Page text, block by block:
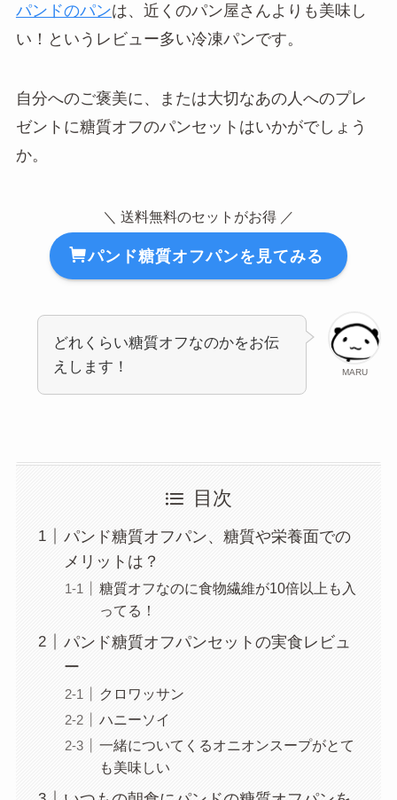
パンドのパンは、近くのパン屋さんよりも美味し
い！というレビュー多い冷凍パンです。
自分へのご褒美に、または大切なあの人へのプレ
ゼントに糖質オフのパンセットはいかがでしょう
か。
＼ 送料無料のセットがお得 ／
パンド糖質オフパンを見てみる
MARU
どれくらい糖質オフなのかをお伝
えします！
目次
パンド糖質オフパン、糖質や栄養面での
メリットは？
糖質オフなのに食物繊維が10倍以上も入
ってる！
パンド糖質オフパンセットの実食レビュ
ー
クロワッサン
ハニーソイ
一緒についてくるオニオンスープがとて
も美味しい